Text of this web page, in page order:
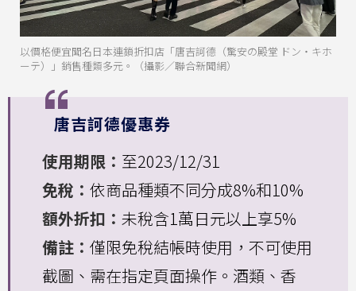
以價格便宜聞名日本連鎖折扣店「唐吉訶德（驚安の殿堂 ドン・キホ
ーテ）」銷售種類多元。（攝影／聯合新聞網）
唐吉訶德優惠券
使用期限： 至2023/12/31
免稅： 依商品種類不同分成8%和10%
額外折扣： 未稅含1萬日元以上享5%
備註： 僅限免稅結帳時使用，不可使用
截圖、需在指定頁面操作。酒類、香